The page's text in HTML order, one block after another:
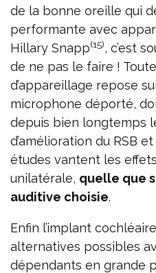
de la bonne oreille qui
performante avec
Hillary Snapp(15), c’est
de ne pas le faire !
d’appareillage repose
microphone déporté,
depuis bien longtemps
d’amélioration du RSB
études vantent les
unilatérale, quelle que
auditive choisie.
Enfin l’implant
alternatives possibles
dépendants en grande